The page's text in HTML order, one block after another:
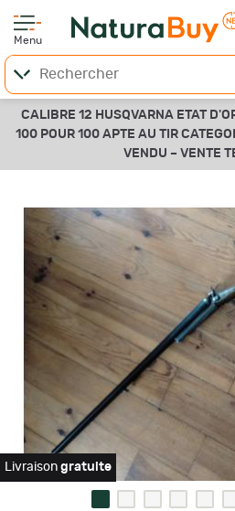
Menu
CALIBRE 12 HUSQVARNA ETAT
100 POUR 100 APTE AU TIR
VENDU – VENTE
Livraison gratuite